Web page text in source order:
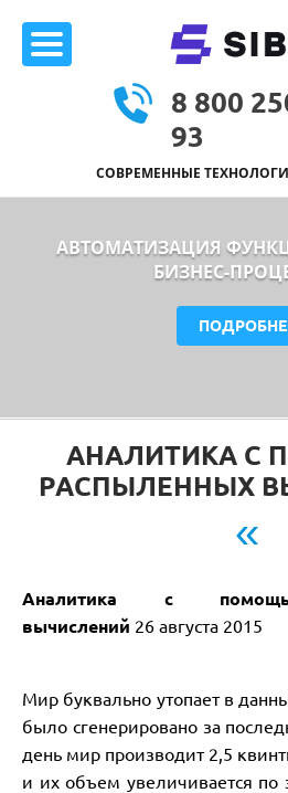
СОВРЕМЕННЫЕ
8 800
93
АВТОМАТИЗАЦИЯ
БИЗНЕС-
АНАЛИТИКА С
РАСПЫЛЕННЫХ
«
Аналитика с
вычислений 26 августа 2015
Мир буквально утопает в
было сгенерировано за
день мир производит 2,5
и их объем увеличивается по